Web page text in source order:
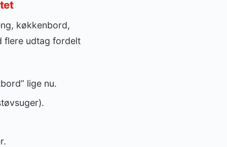
køkkenbord,
flere udtag fordelt
lige nu.